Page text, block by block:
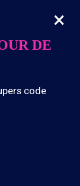
0
DRIP10 »
×
DE
code